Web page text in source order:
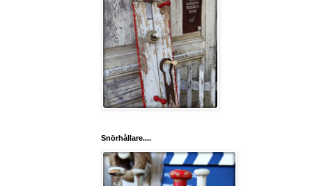
Snörhållare....